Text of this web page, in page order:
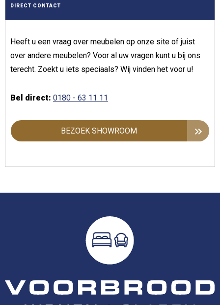
DIRECT CONTACT
Heeft u een vraag over meubelen op onze site of juist
over andere meubelen? Voor al uw vragen kunt u bij ons
terecht. Zoekt u iets speciaals? Wij vinden het voor u!
Bel direct: 0180 - 63 11 11
BEZOEK SHOWROOM